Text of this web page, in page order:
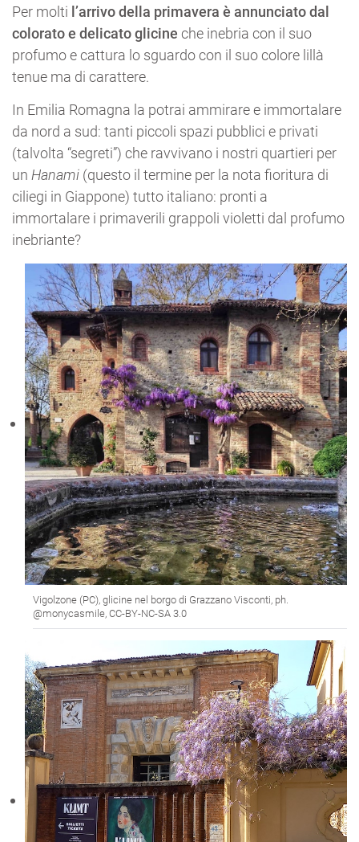
Per molti l’arrivo della primavera è annunciato dal
colorato e delicato glicine che inebria con il suo
profumo e cattura lo sguardo con il suo colore lillà
tenue ma di carattere.
In Emilia Romagna la potrai ammirare e immortalare
da nord a sud: tanti piccoli spazi pubblici e privati
(talvolta “segreti”) che ravvivano i nostri quartieri per
un Hanami (questo il termine per la nota fioritura di
ciliegi in Giappone) tutto italiano: pronti a
immortalare i primaverili grappoli violetti dal profumo
inebriante?
Vigolzone (PC), glicine nel borgo di Grazzano Visconti, ph.
@monycasmile, CC-BY-NC-SA 3.0